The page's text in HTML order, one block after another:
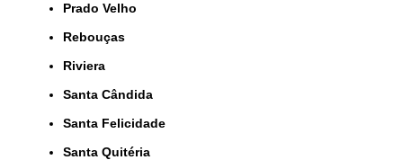
Prado Velho
Rebouças
Riviera
Santa Cândida
Santa Felicidade
Santa Quitéria